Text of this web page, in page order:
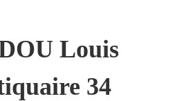
Louis
34